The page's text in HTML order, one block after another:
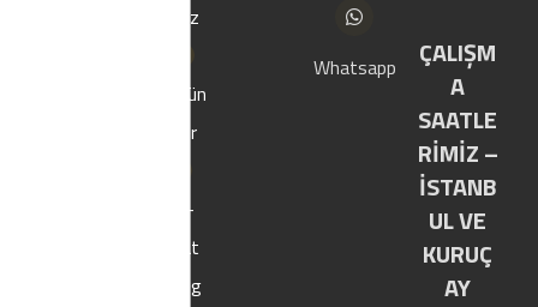
mız
Ürün
ler
E-
Kat
alog
Whatsapp
ÇALIŞM
A
SAATLE
RİMİZ –
İSTANB
UL VE
KURUÇ
AY